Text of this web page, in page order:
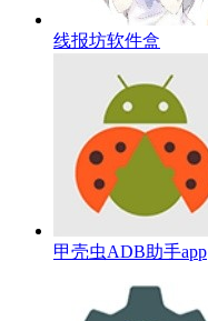
线报坊软件盒
甲壳虫ADB助手app